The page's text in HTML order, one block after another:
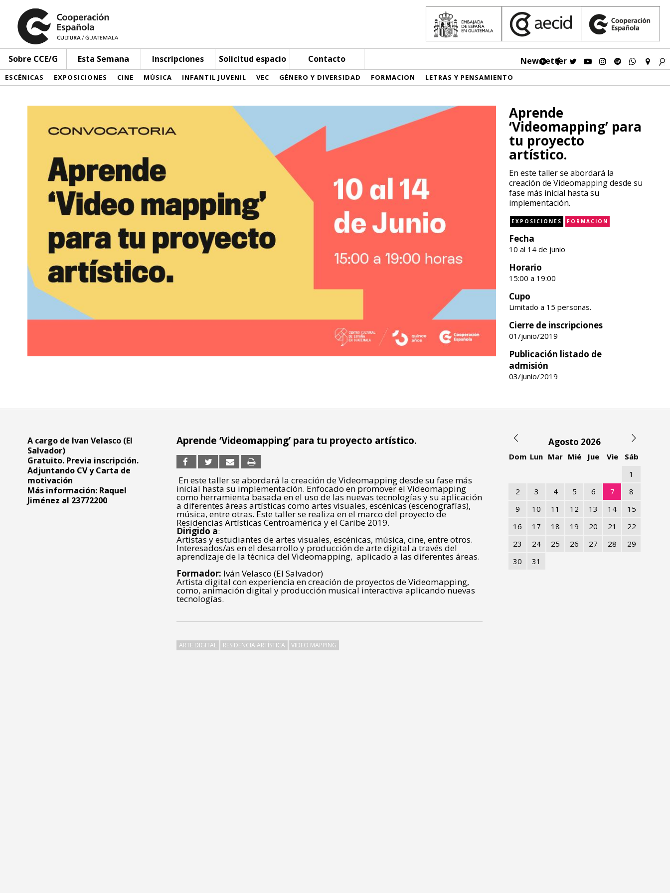
Sobre CCE/G Esta Semana Inscripciones Solicitud espacio Contacto Newsletter
ESCÉNICAS EXPOSICIONES CINE MÚSICA INFANTIL JUVENIL VEC GÉNERO Y DIVERSIDAD FORMACION LETRAS Y PENSAMIENTO
Aprende
‘Videomapping’ para
tu proyecto
artístico.
En este taller se abordará la
creación de Videomapping desde su
fase más inicial hasta su
implementación.
EXPOSICIONES FORMACION
Fecha
10 al 14 de junio
Horario
15:00 a 19:00
Cupo
Limitado a 15 personas.
Cierre de inscripciones
01/junio/2019
Publicación listado de
admisión
03/junio/2019
A cargo de Ivan Velasco (El
Salvador)
Gratuito. Previa inscripción.
Adjuntando CV y Carta de
motivación
Más información: Raquel
Jiménez al 23772200
Aprende ‘Videomapping’ para tu proyecto artístico.
En este taller se abordará la creación de Videomapping desde su fase más
inicial hasta su implementación. Enfocado en promover el Videomapping
como herramienta basada en el uso de las nuevas tecnologías y su aplicación
a diferentes áreas artísticas como artes visuales, escénicas (escenografías),
música, entre otras. Este taller se realiza en el marco del proyecto de
Residencias Artísticas Centroamérica y el Caribe 2019.
Dirigido a:
Artistas y estudiantes de artes visuales, escénicas, música, cine, entre otros.
Interesados/as en el desarrollo y producción de arte digital a través del
aprendizaje de la técnica del Videomapping, aplicado a las diferentes áreas.
Formador: Iván Velasco (El Salvador)
Artista digital con experiencia en creación de proyectos de Videomapping,
como, animación digital y producción musical interactiva aplicando nuevas
tecnologías.
ARTE DIGITAL RESIDENCIA ARTÍSTICA VIDEO MAPPING
Agosto 2026
Dom Lun Mar Mié Jue Vie
Sáb
1
2
3 4 5 6 7
8
9
10 11 12 13 14
15
16
17 18 19 20 21
22
23
24 25 26 27 28
29
30
31